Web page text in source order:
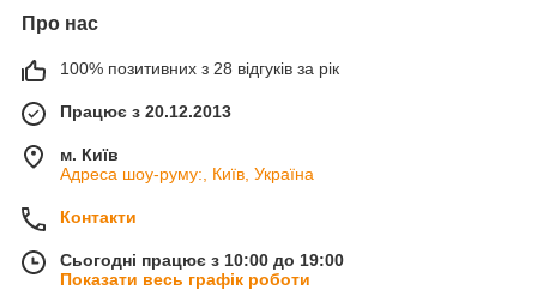
Про нас
100% позитивних з 28 відгуків за рік
Працює з 20.12.2013
м. Київ
Адреса шоу-руму:, Київ, Україна
Контакти
Сьогодні працює з 10:00 до 19:00
Показати весь графік роботи